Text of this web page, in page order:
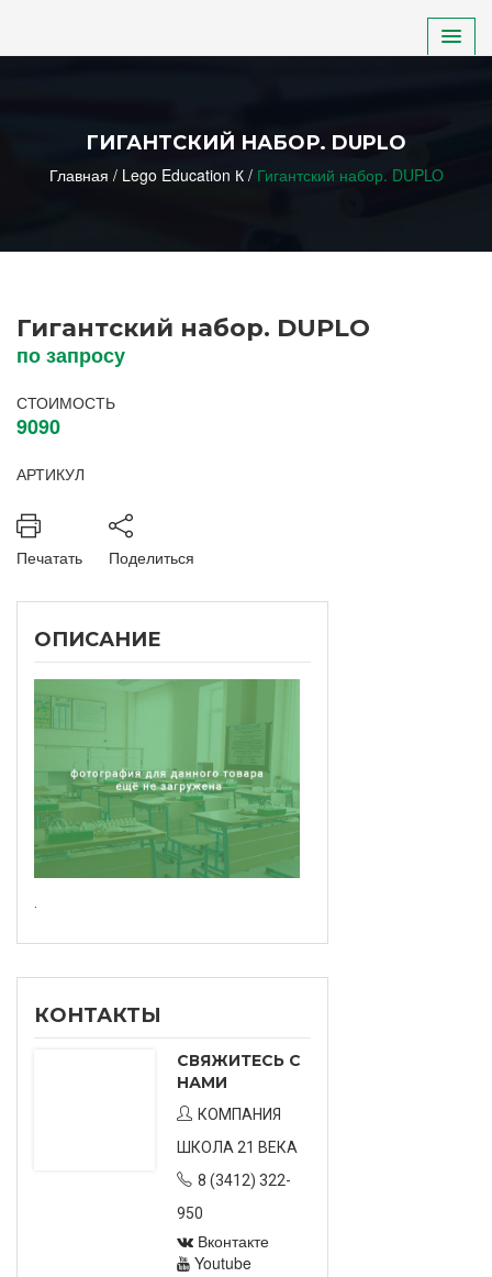
ИНКЛЮЗИВНОЕ ОБРАЗОВАНИЕ
ГИГАНТСКИЙ НАБОР. DUPLO
Главная / Lego Education К / Гигантский набор. DUPLO
Гигантский набор. DUPLO
по запросу
СТОИМОСТЬ
9090
АРТИКУЛ
Печатать Поделиться
ОПИСАНИЕ
КОНТАКТЫ
СВЯЖИТЕСЬ С
НАМИ
КОМПАНИЯ
ШКОЛА 21 ВЕКА
8 (3412) 322-
950
Вконтакте
Youtube